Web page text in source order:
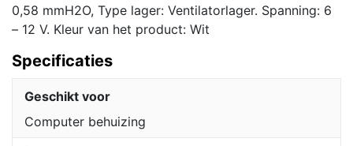
0,58 mmH2O, Type lager: Ventilatorlager. Spanning: 6
– 12 V. Kleur van het product: Wit
Specificaties
Geschikt voor
Computer behuizing